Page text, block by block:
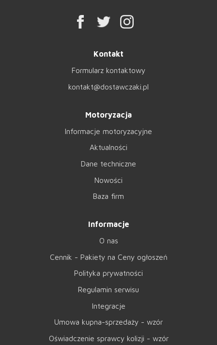
Kontakt
Formularz kontaktowy
kontakt@dostawczaki.pl
Motoryzacja
Informacje motoryzacyjne
Aktualności
Dane techniczne
Nowości
Baza firm
Informacje
O nas
Cennik - Pakiety na Ceny ogłoszeń
Polityka prywatności
Regulamin serwisu
Integracje
Umowa kupna-sprzedaży - wzór
Oświadczenie sprawcy kolizji - wzór